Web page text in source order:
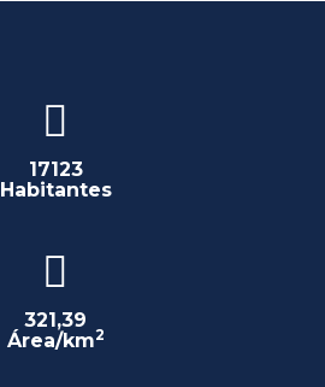
17123
Habitantes
321,39
Área/km2